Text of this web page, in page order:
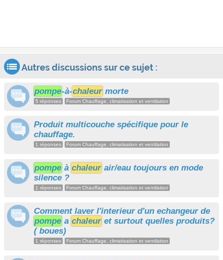
Autres discussions sur ce sujet :
pompe-à-chaleur morte
5 réponses Forum Chauffage, climatisation et ventilation
Produit multicouche spécifique pour le
chauffage.
1 réponses Forum Chauffage, climatisation et ventilation
pompe à chaleur air/eau toujours en mode
silence ?
1 réponses Forum Chauffage, climatisation et ventilation
Comment laver l'interieur d'un echangeur de
pompe a chaleur et surtout quelles produits?
( boues)
1 réponses Forum Chauffage, climatisation et ventilation